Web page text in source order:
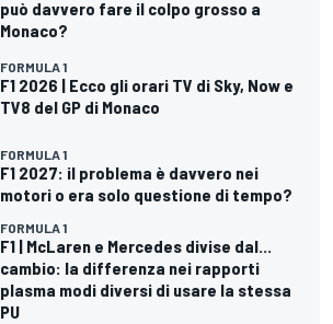
può davvero fare il colpo grosso a
Monaco?
FORMULA 1
F1 2026 | Ecco gli orari TV di Sky, Now e
TV8 del GP di Monaco
FORMULA 1
F1 2027: il problema è davvero nei
motori o era solo questione di tempo?
FORMULA 1
F1 | McLaren e Mercedes divise dal...
cambio: la differenza nei rapporti
plasma modi diversi di usare la stessa
PU